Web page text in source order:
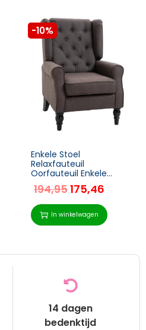
-10%
Enkele Stoel
Relaxfauteuil
Oorfauteuil Enkele
Stoel Accentstoel Met
Getufte Houten Poten
Polyester Bruin 74 X 86
X 102 Cm
194,95175,46
In winkelwagen
14 dagen
bedenktijd